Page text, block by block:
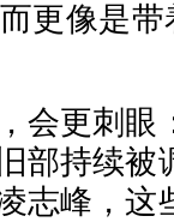
更像是带
会更刺眼
部持续被
志峰，这